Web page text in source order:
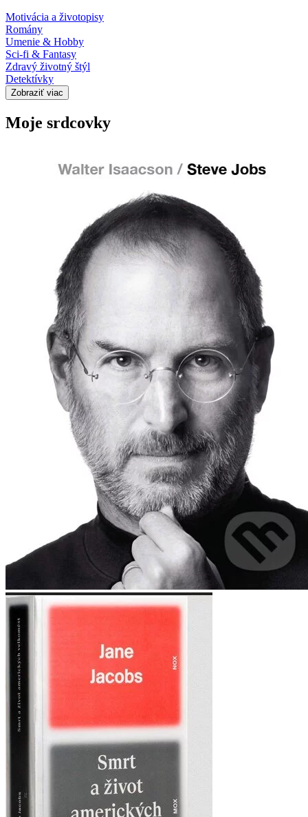
Motivácia a životopisy
Romány
Umenie & Hobby
Sci-fi & Fantasy
Zdravý životný štýl
Detektívky
Zobraziť viac
Moje srdcovky